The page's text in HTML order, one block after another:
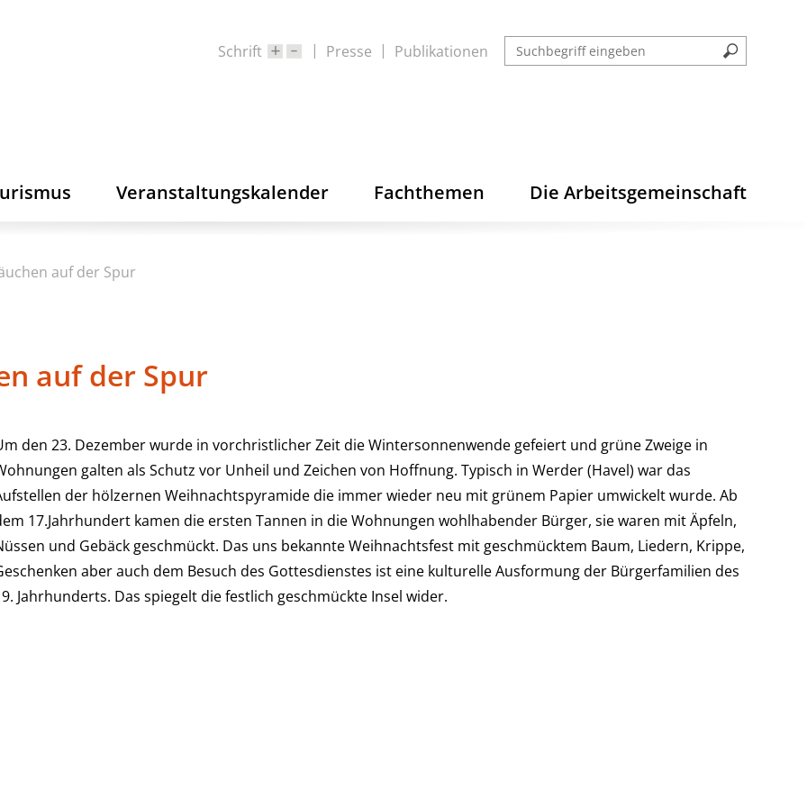
Schrift Presse Publikationen
Veranstaltungskalender Fachthemen Die Arbeitsgemeinschaft
auf der Spur
auf der Spur
den 23. Dezember wurde in vorchristlicher Zeit die Wintersonnenwende gefeiert und grüne Zweige in
galten als Schutz vor Unheil und Zeichen von Hoffnung. Typisch in Werder (Havel) war das
der hölzernen Weihnachtspyramide die immer wieder neu mit grünem Papier umwickelt wurde. Ab
17.Jahrhundert kamen die ersten Tannen in die Wohnungen wohlhabender Bürger, sie waren mit Äpfeln,
und Gebäck geschmückt. Das uns bekannte Weihnachtsfest mit geschmücktem Baum, Liedern, Krippe,
aber auch dem Besuch des Gottesdienstes ist eine kulturelle Ausformung der Bürgerfamilien des
Jahrhunderts. Das spiegelt die festlich geschmückte Insel wider.